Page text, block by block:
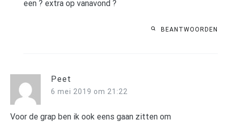
een ? extra op vanavond ?
BEANTWOORDEN
Peet
6 mei 2019 om 21:22
Voor de grap ben ik ook eens gaan zitten om